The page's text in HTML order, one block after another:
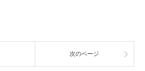
次のページ